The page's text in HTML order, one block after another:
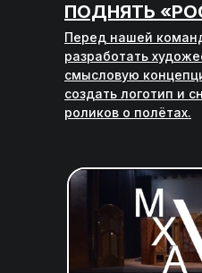
ПОДНЯТЬ
Перед нашей
разработать
смысловую
создать логотип и
роликов о полётах.